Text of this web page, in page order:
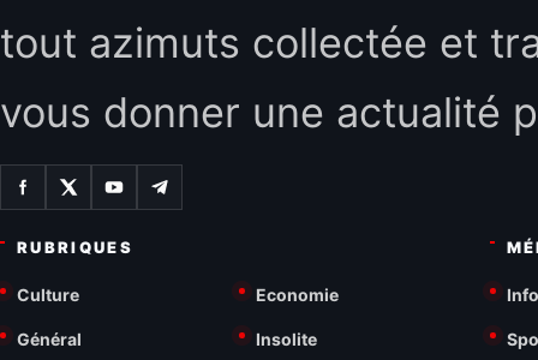
tout azimuts collectée et
vous donner une actualité
RUBRIQUES
Culture Economie
Général Insolite